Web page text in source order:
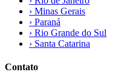
› Minas Gerais
› Paraná
› Rio Grande do Sul
› Santa Catarina
Contato